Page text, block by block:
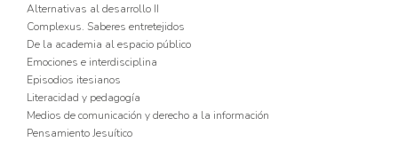
Alternativas al desarrollo II
Complexus. Saberes entretejidos
De la academia al espacio público
Emociones e interdisciplina
Episodios itesianos
Literacidad y pedagogía
Medios de comunicación y derecho a la información
Pensamiento Jesuítico